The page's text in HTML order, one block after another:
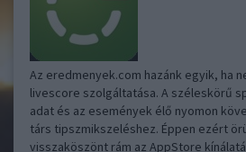
Az eredmenyek.com hazánk egyik, ha
livescore szolgáltatása. A széleskörű
adat és az események élő nyomon
társ tipszmikszeléshez. Éppen ezért
visszaköszönt rám az AppStore